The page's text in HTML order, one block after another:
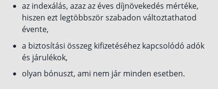
az indexálás, azaz az éves díjnövekedés mértéke,
hiszen ezt legtöbbször szabadon változtathatod
évente,
a biztosítási összeg kifizetéséhez kapcsolódó adók
és járulékok,
olyan bónuszt, ami nem jár minden esetben.